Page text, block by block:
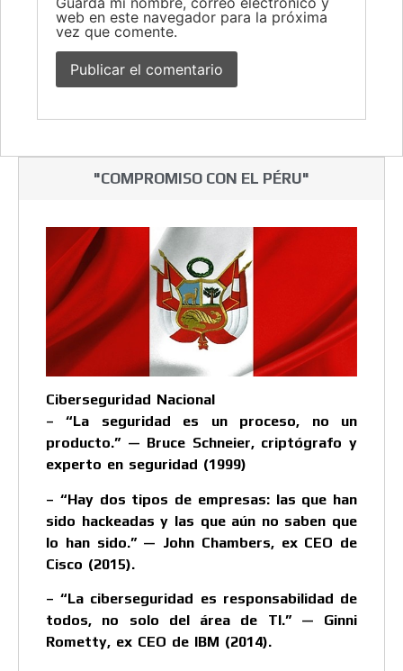
web en este navegador para la próxima
vez que comente.
"COMPROMISO CON EL PÉRU"
Ciberseguridad Nacional
– “La seguridad es un proceso, no un
producto.” — Bruce Schneier, criptógrafo y
experto en seguridad (1999)
– “Hay dos tipos de empresas: las que han
sido hackeadas y las que aún no saben que
lo han sido.” — John Chambers, ex CEO de
Cisco (2015).
– “La ciberseguridad es responsabilidad de
todos, no solo del área de TI.” — Ginni
Rometty, ex CEO de IBM (2014).